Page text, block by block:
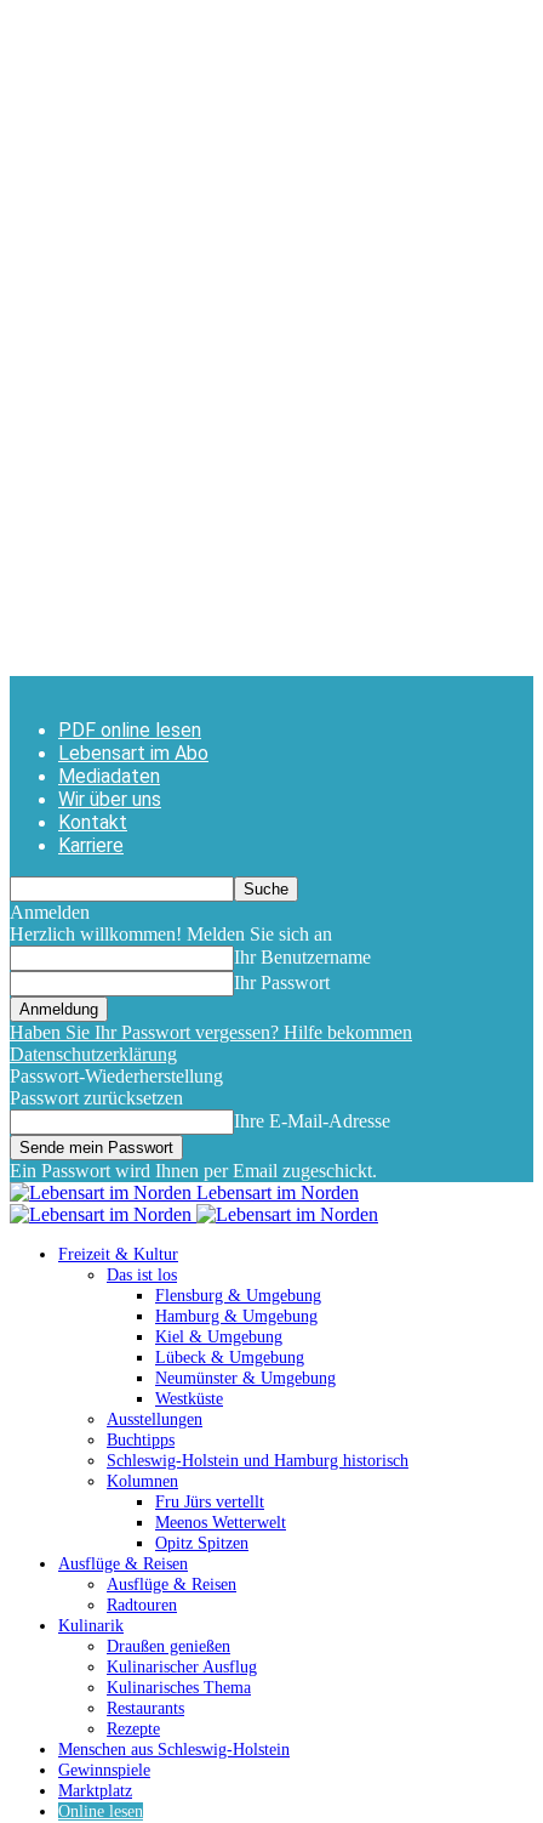
PDF online lesen
Lebensart im Abo
Mediadaten
Wir über uns
Kontakt
Karriere
Anmelden
Herzlich willkommen! Melden Sie sich an
Ihr Benutzername
Ihr Passwort
Haben Sie Ihr Passwort vergessen? Hilfe bekommen
Datenschutzerklärung
Passwort-Wiederherstellung
Passwort zurücksetzen
Ihre E-Mail-Adresse
Ein Passwort wird Ihnen per Email zugeschickt.
Lebensart im Norden
Freizeit & Kultur
Das ist los
Flensburg & Umgebung
Hamburg & Umgebung
Kiel & Umgebung
Lübeck & Umgebung
Neumünster & Umgebung
Westküste
Ausstellungen
Buchtipps
Schleswig-Holstein und Hamburg historisch
Kolumnen
Fru Jürs vertellt
Meenos Wetterwelt
Opitz Spitzen
Ausflüge & Reisen
Ausflüge & Reisen
Radtouren
Kulinarik
Draußen genießen
Kulinarischer Ausflug
Kulinarisches Thema
Restaurants
Rezepte
Menschen aus Schleswig-Holstein
Gewinnspiele
Marktplatz
Online lesen